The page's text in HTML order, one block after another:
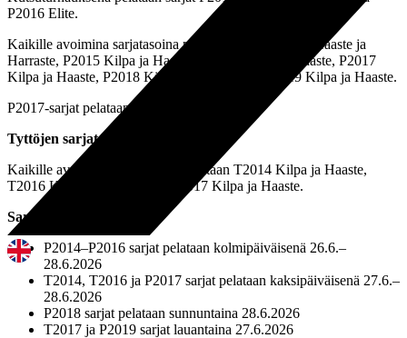
P2016 Elite.
Kaikille avoimina sarjatasoina pelataan P2014 Kilpa, Haaste ja
Harraste, P2015 Kilpa ja Haaste, P2016 Kilpa ja Haaste, P2017
Kilpa ja Haaste, P2018 Kilpa ja Haaste sekä P2019 Kilpa ja Haaste.
P2017-sarjat pelataan 7v7-pelimuotoisena.
Tyttöjen sarjat
Kaikille avoimina sarjatasoina pelataan T2014 Kilpa ja Haaste,
T2016 Kilpa ja Haaste sekä T2017 Kilpa ja Haaste.
Sarjojen pelipäivät
P2014–P2016 sarjat pelataan kolmipäiväisenä 26.6.–
28.6.2026
T2014, T2016 ja P2017 sarjat pelataan kaksipäiväisenä 27.6.–
28.6.2026
P2018 sarjat pelataan sunnuntaina 28.6.2026
T2017 ja P2019 sarjat lauantaina 27.6.2026